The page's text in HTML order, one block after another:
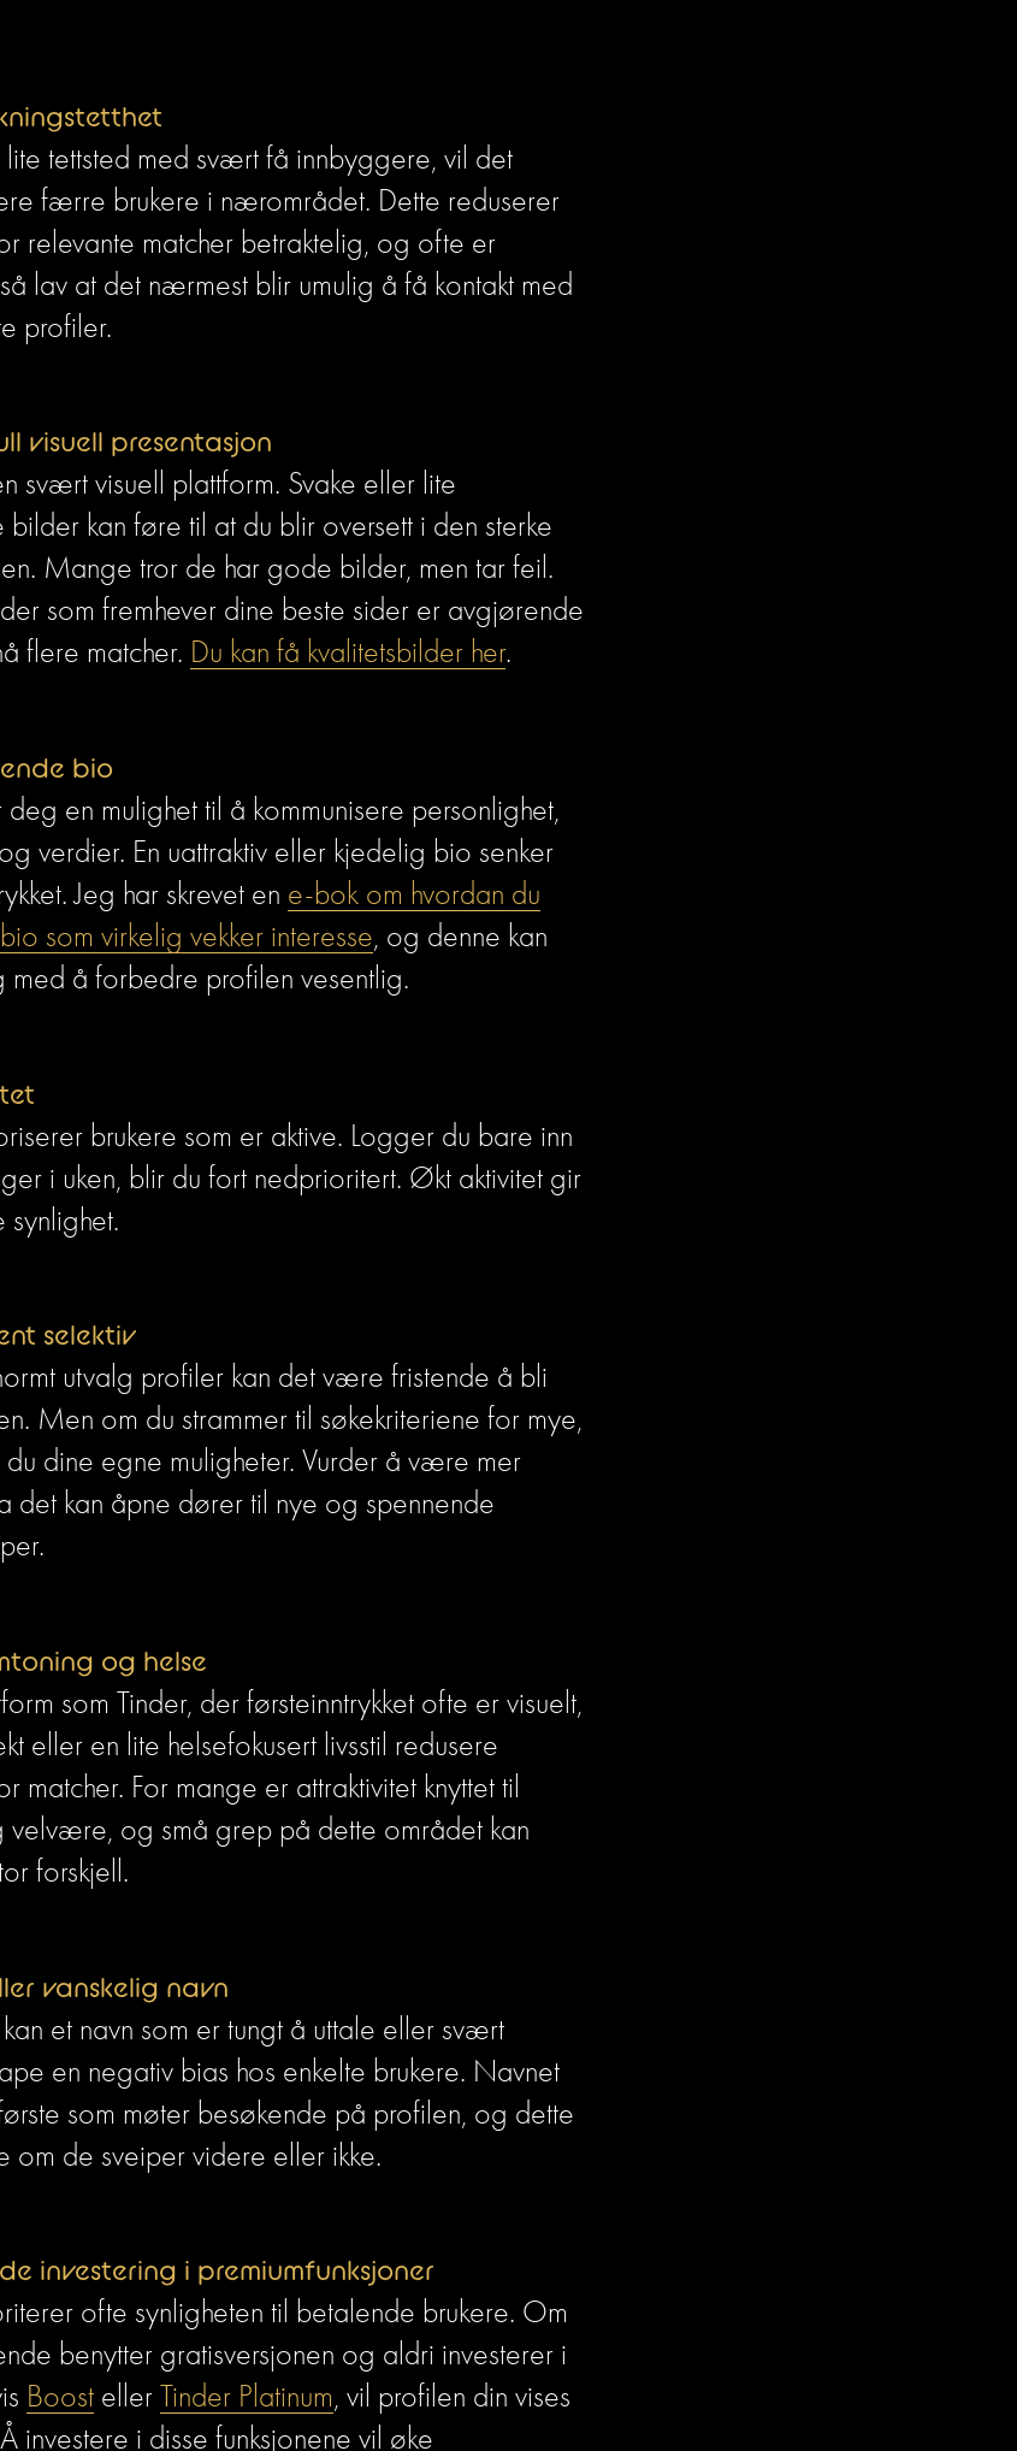
lite tettsted med svært få innbyggere, vil det
færre brukere i nærområdet. Dette reduserer
relevante matcher betraktelig, og ofte er
lav at det nærmest blir umulig å få kontakt med
profiler.
visuell presentasjon
svært visuell plattform. Svake eller lite
bilder kan føre til at du blir oversett i den sterke
Mange tror de har gode bilder, men tar feil.
som fremhever dine beste sider er avgjørende
flere matcher. Du kan få kvalitetsbilder her.
bio
en mulighet til å kommunisere personlighet,
verdier. En uattraktiv eller kjedelig bio senker
Jeg har skrevet en e-bok om hvordan du
som virkelig vekker interesse, og denne kan
med å forbedre profilen vesentlig.
brukere som er aktive. Logger du bare inn
i uken, blir du fort nedprioritert. Økt aktivitet gir
selektiv
utvalg profiler kan det være fristende å bli
Men om du strammer til søkekriteriene for mye,
dine egne muligheter. Vurder å være mer
det kan åpne dører til nye og spennende
og helse
som Tinder, der førsteinntrykket ofte er visuelt,
eller en lite helsefokusert livsstil redusere
matcher. For mange er attraktivitet knyttet til
velvære, og små grep på dette området kan
forskjell.
vanskelig navn
et navn som er tungt å uttale eller svært
en negativ bias hos enkelte brukere. Navnet
som møter besøkende på profilen, og dette
om de sveiper videre eller ikke.
investering i premiumfunksjoner
ofte synligheten til betalende brukere. Om
benytter gratisversjonen og aldri investerer i
Boost eller Tinder Platinum, vil profilen din vises
investere i disse funksjonene vil øke